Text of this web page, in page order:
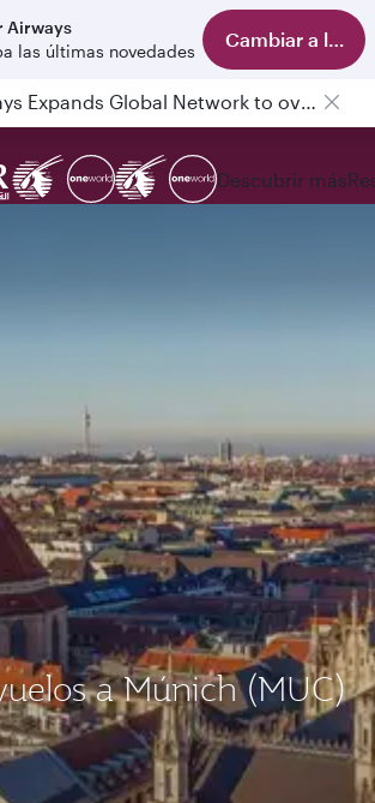
Airways
las últimas novedades
Cambiar a la
Qatar Airways Expands Global Network to over 160 Destinations
Descubrir más
a Múnich (MUC)